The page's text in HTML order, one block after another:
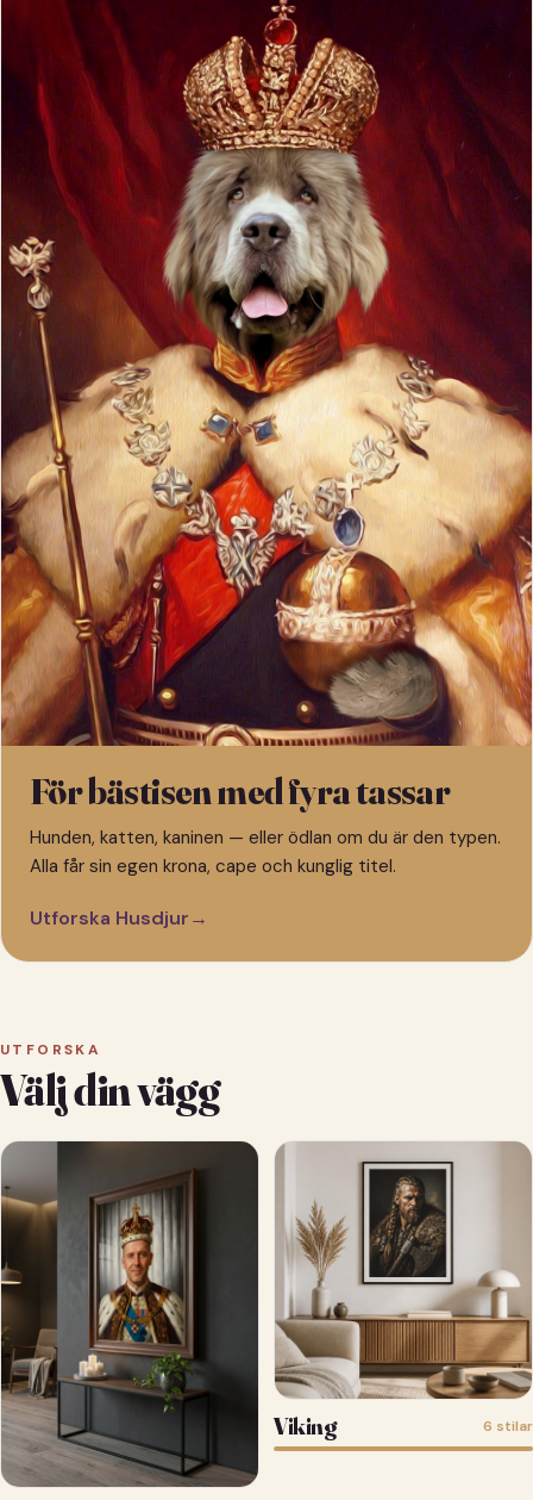
För bästisen med fyra tassar
Hunden, katten, kaninen — eller ödlan om du är den typen.
Alla får sin egen krona, cape och kunglig titel.
Utforska Husdjur→
UTFORSKA
Välj din vägg
Viking 6 stilar